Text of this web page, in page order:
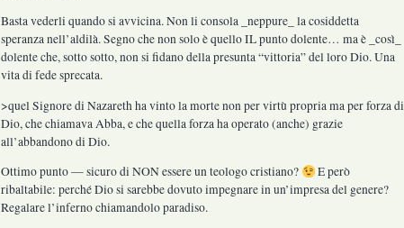
Basta vederli quando si avvicina. Non li consola _neppure_ la cosiddetta
speranza nell’aldilà. Segno che non solo è quello IL punto dolente… ma è _così_
dolente che, sotto sotto, non si fidano della presunta “vittoria” del loro Dio. Una
vita di fede sprecata.
>quel Signore di Nazareth ha vinto la morte non per virtù propria ma per forza di
Dio, che chiamava Abba, e che quella forza ha operato (anche) grazie
all’abbandono di Dio.
Ottimo punto — sicuro di NON essere un teologo cristiano?
E però
ribaltabile: perché Dio si sarebbe dovuto impegnare in un’impresa del genere?
Regalare l’inferno chiamandolo paradiso.